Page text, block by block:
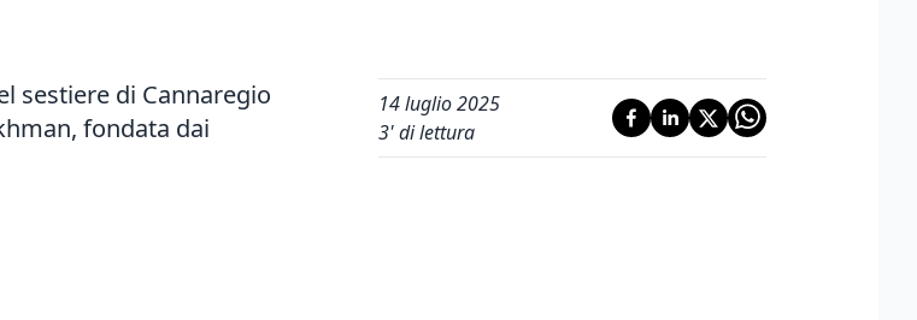
sestiere di Cannaregio
fondata dai
14 luglio 2025
3' di lettura